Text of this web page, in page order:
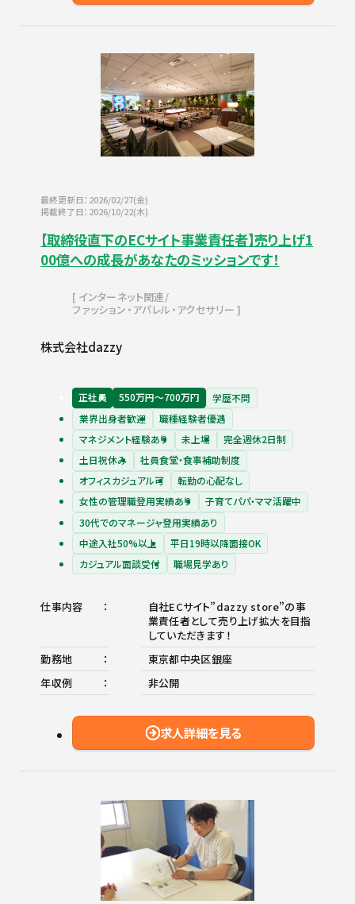
最終更新日：2026/02/27(金)
掲載終了日：2026/10/22(木)
【取締役直下のECサイト事業責任者】売り上げ1
00億への成長があなたのミッションです！
インターネット関連
ファッション・アパレル・アクセサリー
株式会社dazzy
正社員 550万円〜700万円
学歴不問
業界出身者歓迎
職種経験者優遇
マネジメント経験あり
未上場
完全週休2日制
土日祝休み
社員食堂・食事補助制度
オフィスカジュアル可
転勤の心配なし
女性の管理職登用実績あり
子育てパパ・ママ活躍中
30代でのマネージャ登用実績あり
中途入社50%以上
平日19時以降面接OK
カジュアル面談受付
職場見学あり
仕事内容
自社ECサイト”dazzy store”の事
業責任者として売り上げ拡大を目指
していただきます！
勤務地
東京都中央区銀座
年収例
非公開
求人詳細を見る